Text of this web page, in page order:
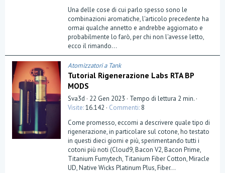
0
s
t
e
l
l
(
e
)
Una delle cose di cui parlo spesso sono le
combinazioni aromatiche, l'articolo precedente ha
ormai qualche annetto e andrebbe aggiornato e
probabilmente lo farò, per chi non l'avesse letto,
ecco il rimando...
Atomizzatori a Tank
Tutorial Rigenerazione Labs RTA BP
MODS
Sva3d 22 Gen 2023
Tempo di lettura 2 min.
Visite 16.142 Commenti 8
Come promesso, eccomi a descrivere quale tipo di
rigenerazione, in particolare sul cotone, ho testato
in questi dieci giorni e più, sperimentando tutti i
cotoni più noti (Cloud9, Bacon V2, Bacon Prime,
Titanium Fumytech, Titanium Fiber Cotton, Miracle
UD, Native Wicks Platinum Plus, Fiber...